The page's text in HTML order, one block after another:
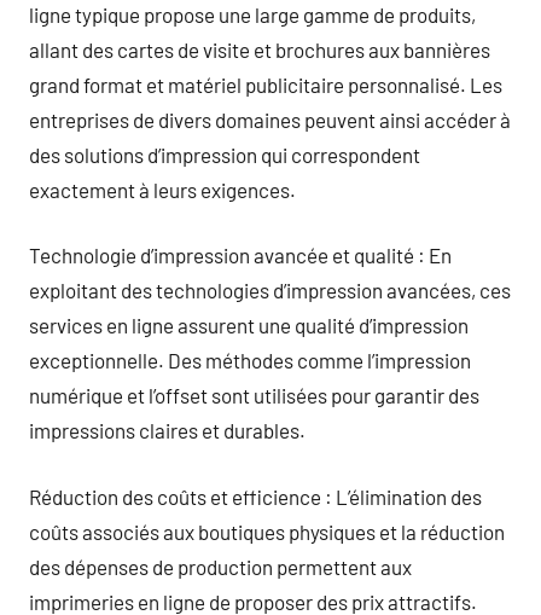
ligne typique propose une large gamme de produits,
allant des cartes de visite et brochures aux bannières
grand format et matériel publicitaire personnalisé. Les
entreprises de divers domaines peuvent ainsi accéder à
des solutions d’impression qui correspondent
exactement à leurs exigences.
Technologie d’impression avancée et qualité : En
exploitant des technologies d’impression avancées, ces
services en ligne assurent une qualité d’impression
exceptionnelle. Des méthodes comme l’impression
numérique et l’offset sont utilisées pour garantir des
impressions claires et durables.
Réduction des coûts et efficience : L’élimination des
coûts associés aux boutiques physiques et la réduction
des dépenses de production permettent aux
imprimeries en ligne de proposer des prix attractifs.